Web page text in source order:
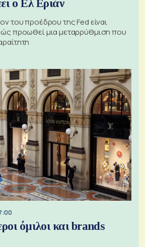
ο Ελ Εριάν
του προέδρου της Fed είναι
προωθεί μια μεταρρύθμιση που
όμιλοι και brands